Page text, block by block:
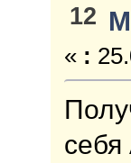
12
« :